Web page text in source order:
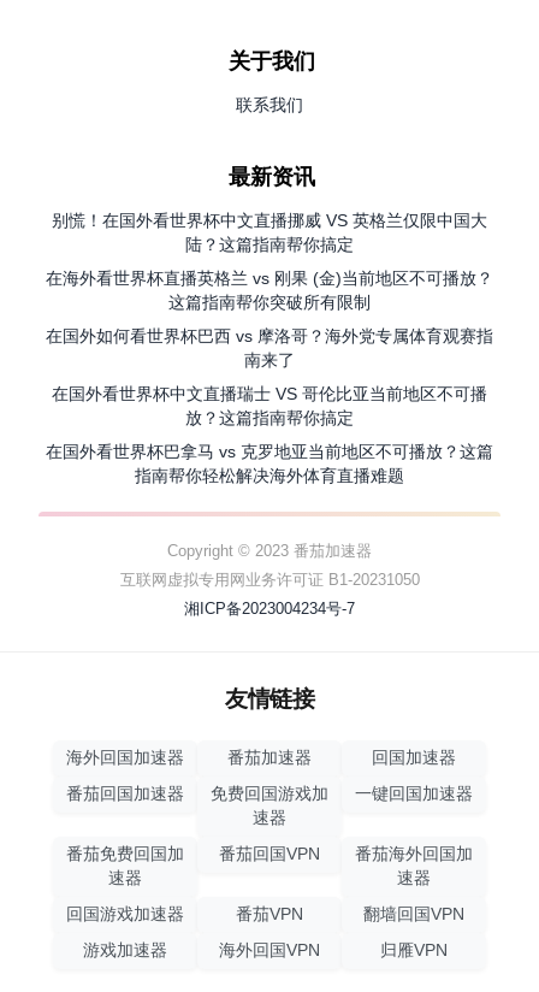
关于我们
联系我们
最新资讯
别慌！在国外看世界杯中文直播挪威 VS 英格兰仅限中国大
陆？这篇指南帮你搞定
在海外看世界杯直播英格兰 vs 刚果 (金)当前地区不可播放？
这篇指南帮你突破所有限制
在国外如何看世界杯巴西 vs 摩洛哥？海外党专属体育观赛指
南来了
在国外看世界杯中文直播瑞士 VS 哥伦比亚当前地区不可播
放？这篇指南帮你搞定
在国外看世界杯巴拿马 vs 克罗地亚当前地区不可播放？这篇
指南帮你轻松解决海外体育直播难题
Copyright © 2023 番茄加速器
互联网虚拟专用网业务许可证 B1-20231050
湘ICP备2023004234号-7
友情链接
海外回国加速器 番茄加速器
回国加速器
番茄回国加速器
免费回国游戏加
速器
一键回国加速器
番茄免费回国加
速器
番茄回国VPN
番茄海外回国加
速器
回国游戏加速器
番茄VPN
翻墙回国VPN
游戏加速器
海外回国VPN 归雁VPN